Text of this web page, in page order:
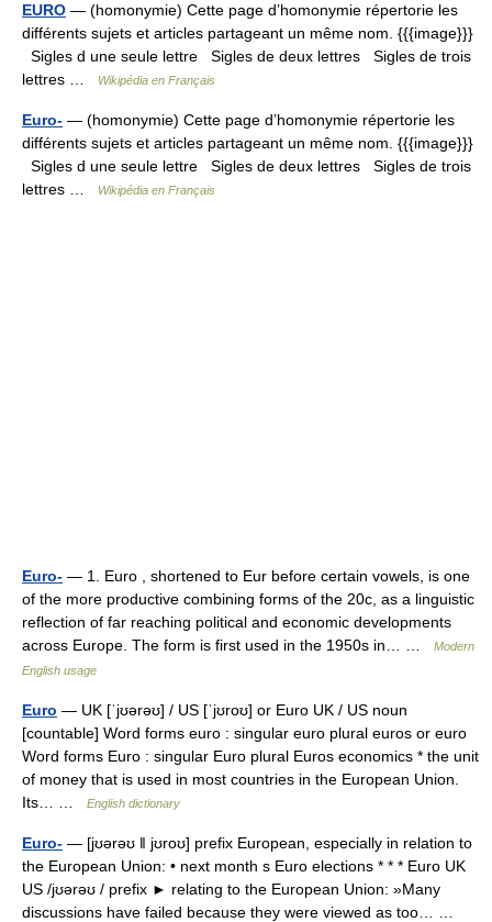
EURO — (homonymie) Cette page d’homonymie répertorie les
différents sujets et articles partageant un même nom. {{{image}}}
Sigles d une seule lettre Sigles de deux lettres Sigles de trois
lettres …
Wikipédia en Français
Euro- — (homonymie) Cette page d’homonymie répertorie les
différents sujets et articles partageant un même nom. {{{image}}}
Sigles d une seule lettre Sigles de deux lettres Sigles de trois
lettres …
Wikipédia en Français
Euro- — 1. Euro , shortened to Eur before certain vowels, is one
of the more productive combining forms of the 20c, as a linguistic
reflection of far reaching political and economic developments
across Europe. The form is first used in the 1950s in… …
Modern
English usage
Euro — UK [ˈjʊərəʊ] / US [ˈjʊroʊ] or Euro UK / US noun
[countable] Word forms euro : singular euro plural euros or euro
Word forms Euro : singular Euro plural Euros economics * the unit
of money that is used in most countries in the European Union.
Its… …
English dictionary
Euro- — [jʊərəʊ ǁ jʊroʊ] prefix European, especially in relation to
the European Union: • next month s Euro elections * * * Euro UK
US /jʊərəʊ / prefix ► relating to the European Union: »Many
discussions have failed because they were viewed as too… …